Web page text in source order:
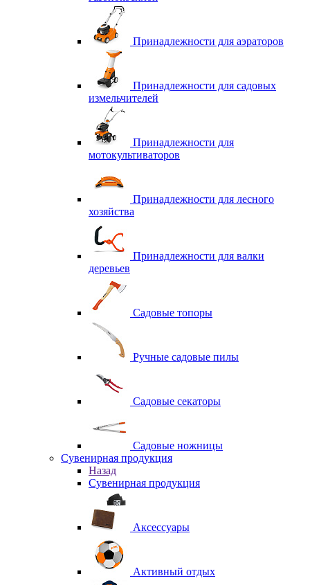
Принадлежности для аэраторов
Принадлежности для садовых
измельчителей
Принадлежности для
мотокультиваторов
Принадлежности для лесного
хозяйства
Принадлежности для валки
деревьев
Садовые топоры
Ручные садовые пилы
Садовые секаторы
Садовые ножницы
Сувенирная продукция
Назад
Сувенирная продукция
Аксессуары
Активный отдых